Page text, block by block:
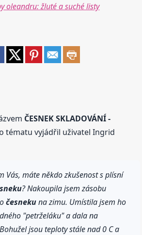
oleandru: žluté a suché listy
ČESNEK SKLADOVÁNÍ -
tématu vyjádřil uživatel Ingrid
Vás, máte někdo zkušenost s plísní
? Nakoupila jsem zásobu
česnekuna zimu. Umístila jsem ho
"petrželáku" a dala na
jsou teploty stále nad 0 C a